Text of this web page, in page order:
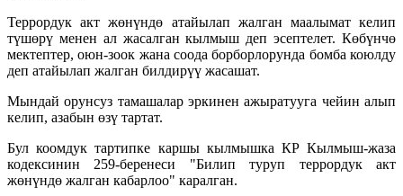
Террордук акт жөнүндө атайылап жалган маалымат келип
түшөрү менен ал жасалган кылмыш деп эсептелет. Көбүнчө
мектептер, оюн-зоок жана соода борборлорунда бомба коюлду
деп атайылап жалган билдирүү жасашат.
Мындай орунсуз тамашалар эркинен ажыратууга чейин алып
келип, азабын өзү тартат.
Бул коомдук тартипке каршы кылмышка КР Кылмыш-жаза
кодексинин 259-беренеси "Билип туруп террордук акт
жөнүндө жалган кабарлоо" каралган.